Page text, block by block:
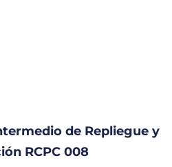
de Repliegue y
RCPC 008